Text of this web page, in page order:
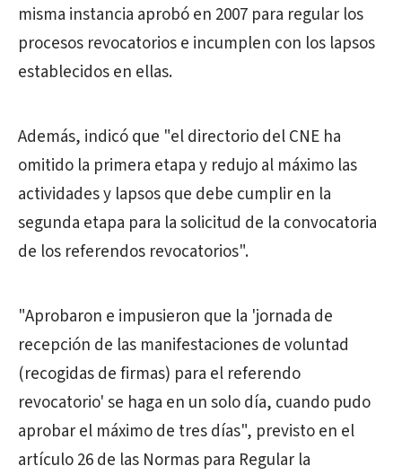
misma instancia aprobó en 2007 para regular los
procesos revocatorios e incumplen con los lapsos
establecidos en ellas.
Además, indicó que "el directorio del CNE ha
omitido la primera etapa y redujo al máximo las
actividades y lapsos que debe cumplir en la
segunda etapa para la solicitud de la convocatoria
de los referendos revocatorios".
"Aprobaron e impusieron que la 'jornada de
recepción de las manifestaciones de voluntad
(recogidas de firmas) para el referendo
revocatorio' se haga en un solo día, cuando pudo
aprobar el máximo de tres días", previsto en el
artículo 26 de las Normas para Regular la